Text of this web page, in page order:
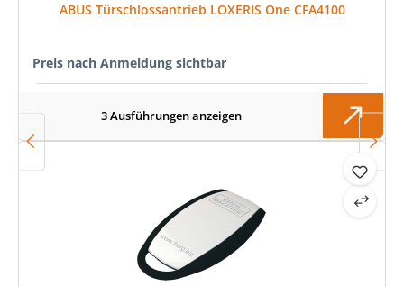
ABUS Türschlossantrieb LOXERIS One CFA4100
Preis nach Anmeldung sichtbar
3 Ausführungen anzeigen